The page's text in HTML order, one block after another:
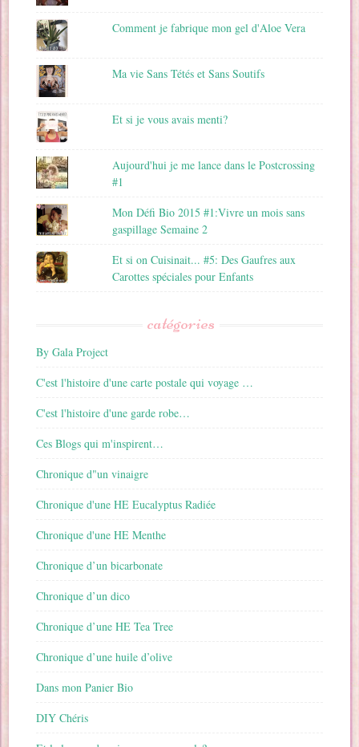
Comment je fabrique mon gel d'Aloe Vera
Ma vie Sans Tétés et Sans Soutifs
Et si je vous avais menti?
Aujourd'hui je me lance dans le Postcrossing
#1
Mon Défi Bio 2015 #1:Vivre un mois sans
gaspillage Semaine 2
Et si on Cuisinait... #5: Des Gaufres aux
Carottes spéciales pour Enfants
catégories
By Gala Project
C'est l'histoire d'une carte postale qui voyage …
C'est l'histoire d'une garde robe…
Ces Blogs qui m'inspirent…
Chronique d"un vinaigre
Chronique d'une HE Eucalyptus Radiée
Chronique d'une HE Menthe
Chronique d’un bicarbonate
Chronique d’un dico
Chronique d’une HE Tea Tree
Chronique d’une huile d’olive
Dans mon Panier Bio
DIY Chéris